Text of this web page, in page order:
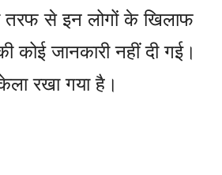
तरफ से इन लोगों के खिलाफ
कोई जानकारी नहीं दी गई।
रखा गया है।